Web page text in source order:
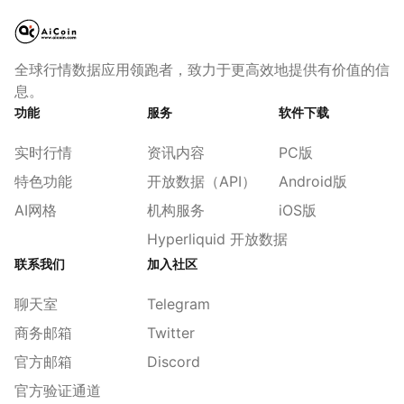
全球行情数据应用领跑者，致力于更高效地提供有价值的信
息。
功能
实时行情
特色功能
AI网格
服务
资讯内容
开放数据（API）
机构服务
Hyperliquid 开放数据
软件下载
PC版
Android版
iOS版
联系我们
聊天室
商务邮箱
官方邮箱
官方验证通道
加入社区
Telegram
Twitter
Discord